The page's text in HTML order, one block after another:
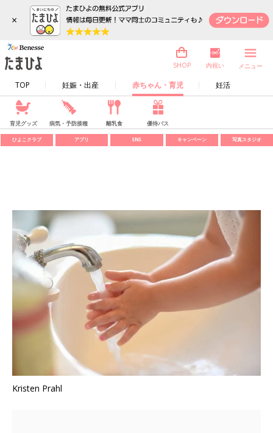
×
TOP 妊娠・出産 赤ちゃん・育児 妊活
SHOP 内祝い メニュー
育児グッズ 病気・予防接種 離乳食 優待パス
ひよこクラブ アプリ SNS キャンペーン 写真スタジオ
Kristen Prahl